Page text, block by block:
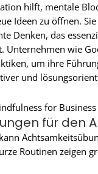
hilft, mentale
Ideen zu öffnen.
Denken, das
Unternehmen wie
um ihre
und
für den
Routinen zeigen